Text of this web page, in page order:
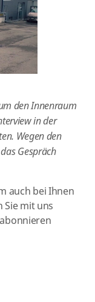
den Innenraum
in der
Wegen den
Gespräch
auch bei Ihnen
Sie mit uns